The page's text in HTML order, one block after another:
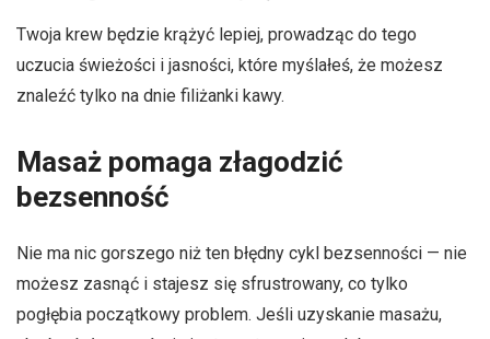
Twoja krew będzie krążyć lepiej, prowadząc do tego
uczucia świeżości i jasności, które myślałeś, że możesz
znaleźć tylko na dnie filiżanki kawy.
Masaż pomaga złagodzić
bezsenność
Nie ma nic gorszego niż ten błędny cykl bezsenności — nie
możesz zasnąć i stajesz się sfrustrowany, co tylko
pogłębia początkowy problem. Jeśli uzyskanie masażu,